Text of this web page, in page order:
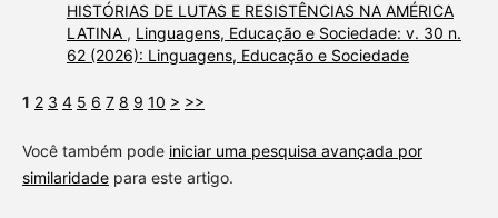
HISTÓRIAS DE LUTAS E RESISTÊNCIAS NA AMÉRICA
LATINA , Linguagens, Educação e Sociedade: v. 30 n.
62 (2026): Linguagens, Educação e Sociedade
1 2 3 4 5 6 7 8 9 10 > >>
Você também pode iniciar uma pesquisa avançada por
similaridadepara este artigo.